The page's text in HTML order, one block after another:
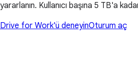
yararlanın. Kullanıcı başına 5 TB'a
Drive for Work'ü deneyinOturum aç